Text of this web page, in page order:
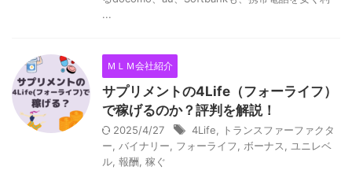
...
ＭＬＭ会社紹介
サプリメントの4Life（フォーライフ）
で稼げるのか？評判を解説！
2025/4/27 4Life
トランスファーファクタ
ー
バイナリー フォーライフ ボーナス
ユニレベ
ル 報酬 稼ぐ